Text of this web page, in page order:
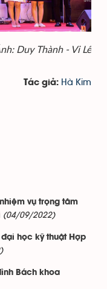
Duy Thành - Vi Lê
Tác giả: Hà Kim
vụ trọng tâm
(04/09/2022)
học kỹ thuật Hợp
Bách khoa